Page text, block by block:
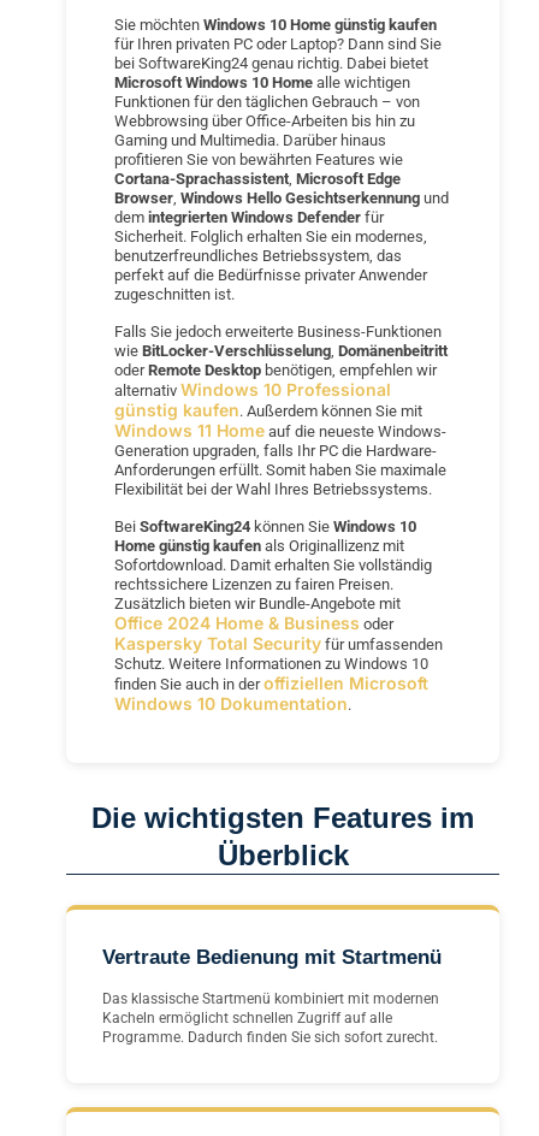
Sie möchten Windows 10 Home günstig kaufen
für Ihren privaten PC oder Laptop? Dann sind Sie
bei SoftwareKing24 genau richtig. Dabei bietet
Microsoft Windows 10 Home alle wichtigen
Funktionen für den täglichen Gebrauch – von
Webbrowsing über Office-Arbeiten bis hin zu
Gaming und Multimedia. Darüber hinaus
profitieren Sie von bewährten Features wie
Cortana-Sprachassistent Microsoft Edge
Browser Windows Hello Gesichtserkennung und
dem integrierten Windows Defender für
Sicherheit. Folglich erhalten Sie ein modernes,
benutzerfreundliches Betriebssystem, das
perfekt auf die Bedürfnisse privater Anwender
zugeschnitten ist.
Falls Sie jedoch erweiterte Business-Funktionen
wie BitLocker-Verschlüsselung Domänenbeitritt
oderRemote Desktop benötigen, empfehlen wir
alternativ Windows 10 Professional
günstig kaufen. Außerdem können Sie mit
Windows 11 Home auf die neueste Windows-
Generation upgraden, falls Ihr PC die Hardware-
Anforderungen erfüllt. Somit haben Sie maximale
Flexibilität bei der Wahl Ihres Betriebssystems.
Bei SoftwareKing24 können Sie Windows 10
Home günstig kaufen als Originallizenz mit
Sofortdownload. Damit erhalten Sie vollständig
rechtssichere Lizenzen zu fairen Preisen.
Zusätzlich bieten wir Bundle-Angebote mit
Office 2024 Home & Business oder
Kaspersky Total Security für umfassenden
Schutz. Weitere Informationen zu Windows 10
finden Sie auch in deroffiziellen Microsoft
Windows 10 Dokumentation.
Die wichtigsten Features im
Überblick
Vertraute Bedienung mit Startmenü
Das klassische Startmenü kombiniert mit modernen
Kacheln ermöglicht schnellen Zugriff auf alle
Programme. Dadurch finden Sie sich sofort zurecht.